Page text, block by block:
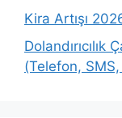
Kira Artışı
Dolandırıcılık
(Telefon,